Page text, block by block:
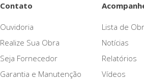
Contato
Ouvidoria
Realize Sua Obra
Seja Fornecedor
Garantia e Manutenção
Lista de
Notícias
Relatórios
Vídeos